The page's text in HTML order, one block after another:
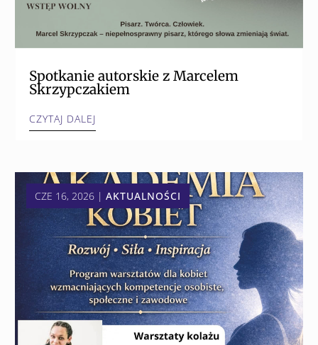
Spotkanie autorskie z Marcelem
Skrzypczakiem
CZYTAJ DALEJ
CZE 16, 2026 |AKTUALNOŚCI